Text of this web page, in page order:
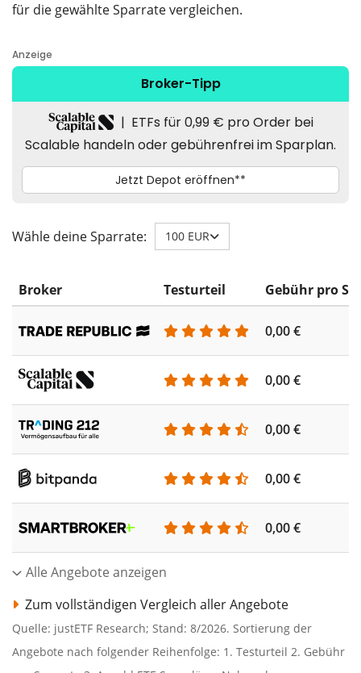
für die gewählte Sparrate vergleichen.
Wähle deine Sparrate: 100 EUR
Broker Testurteil Gebühr pro
0,00 €
0,00 €
0,00 €
0,00 €
0,00 €
Alle Angebote anzeigen
Zum vollständigen Vergleich aller Angebote
Quelle: justETF Research; Stand: 8/2026. Sortierung der
Angebote nach folgender Reihenfolge: 1. Testurteil 2. Gebühr